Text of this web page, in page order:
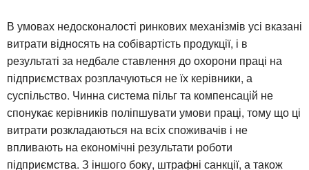
В умовах недосконалості ринкових механізмів усі вказані
витрати відносять на собівартість продукції, і в
результаті за недбале ставлення до охорони праці на
підприємствах розплачуються не їх керівники, а
суспільство. Чинна система пільг та компенсацій не
спонукає керівників поліпшувати умови праці, тому що ці
витрати розкладаються на всіх споживачів і не
впливають на економічні результати роботи
підприємства. З іншого боку, штрафні санкції, а також